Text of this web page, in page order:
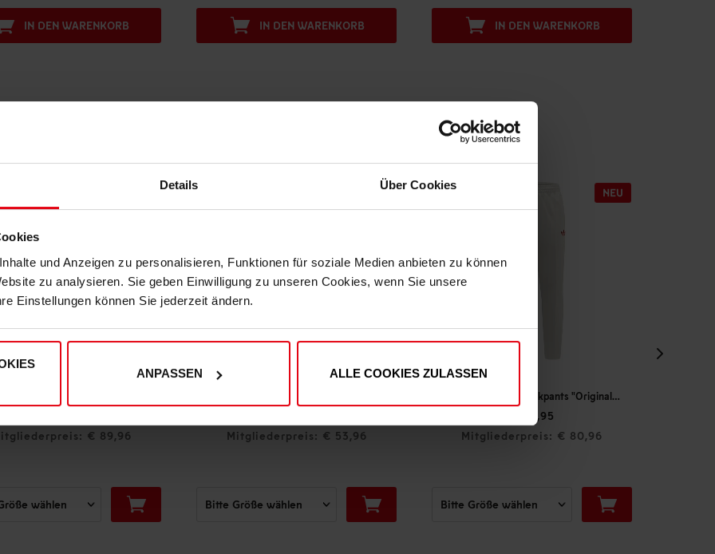
Details Über Cookies
und Anzeigen zu personalisieren, Funktionen für soziale Medien anbieten zu können
zu analysieren. Sie geben Einwilligung zu unseren Cookies, wenn Sie unsere
Einstellungen können Sie jederzeit ändern.
ANPASSEN ALLE COOKIES ZULASSEN
IN DEN WARENKORB IN DEN WARENKORB
Mitgliederpreis: € 53,96
Mitgliederpreis: € 80,96
T-Shirt "Fortuna fühlen"
€ 24,95
Mitgliederpreis: € 12,47